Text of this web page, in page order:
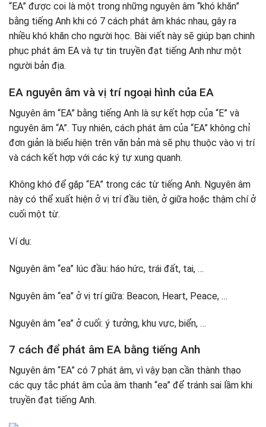
/eə/: phát âm này không quá phổ biến, chỉ xuất hiện trong
một số từ.
/ː/: Đây là cách phát âm của “ea” chỉ xuất hiện trong từ
“trái tim” (/hːt/) – trái tim.
Mẹo phát âm tiếng Anh tiêu chuẩn cho trẻ sơ sinh
Thực hành lắng nghe thông qua các kênh YouTube
Học cách phát âm thông qua khóa học nói khỉ
“EA” được coi là một trong những nguyên âm “khó khăn”
bằng tiếng Anh khi có 7 cách phát âm khác nhau, gây ra
nhiều khó khăn cho người học. Bài viết này sẽ giúp bạn chinh
phục phát âm EA và tự tin truyền đạt tiếng Anh như một
người bản địa.
EA nguyên âm và vị trí ngoại hình của EA
Nguyên âm “EA” bằng tiếng Anh là sự kết hợp của “E” và
nguyên âm “A”. Tuy nhiên, cách phát âm của “EA” không chỉ
đơn giản là biểu hiện trên văn bản mà sẽ phụ thuộc vào vị trí
và cách kết hợp với các ký tự xung quanh.
Không khó để gặp “EA” trong các từ tiếng Anh. Nguyên âm
này có thể xuất hiện ở vị trí đầu tiên, ở giữa hoặc thậm chí ở
cuối một từ.
Ví dụ:
Nguyên âm “ea” lúc đầu: háo hức, trái đất, tai, …
Nguyên âm “ea” ở vị trí giữa: Beacon, Heart, Peace, …
Nguyên âm “ea” ở cuối: ý tưởng, khu vực, biển, …
7 cách để phát âm EA bằng tiếng Anh
Nguyên âm “EA” có 7 phát âm, vì vậy bạn cần thành thạo
các quy tắc phát âm của âm thanh “ea” để tránh sai lầm khi
truyền đạt tiếng Anh.